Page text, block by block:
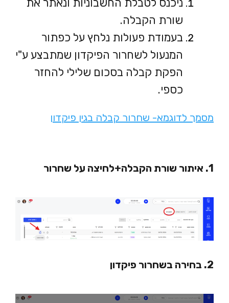
ניכנס לטבלת החשבוניות ונאתר את
שורת הקבלה.
בעמודת פעולות נלחץ על כפתור
המנעול לשחרור הפיקדון שמתבצע ע"י
הפקת קבלה בסכום שלילי להחזר
כספי.
מסמך לדוגמא- שחרור קבלה בגין פיקדון
1. איתור שורת הקבלה+לחיצה על שחרור
2. בחירה בשחרור פיקדון